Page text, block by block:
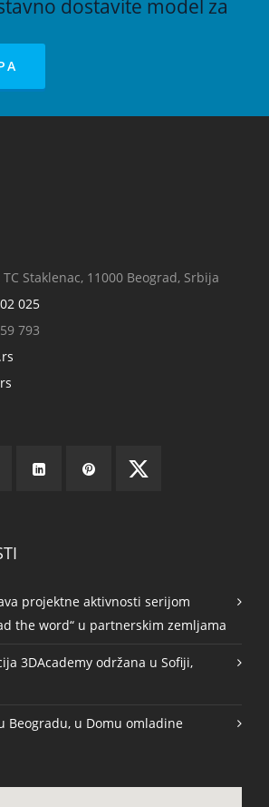
dostavite model za
Staklenac, 11000 Beograd, Srbija
025
793
projektne aktivnosti serijom
the word“ u partnerskim zemljama
3DAcademy održana u Sofiji,
Beogradu, u Domu omladine